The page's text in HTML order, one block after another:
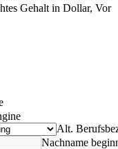
Gehalt in Dollar, Vor
Alt.
Nachname